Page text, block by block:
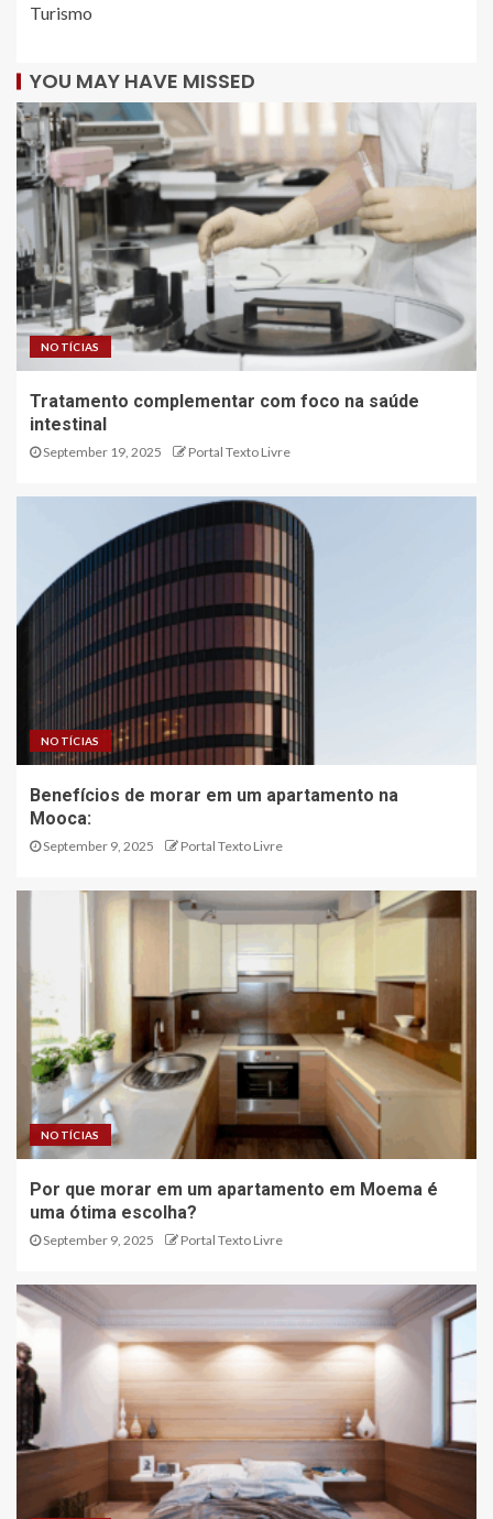
Turismo
YOU MAY HAVE MISSED
NOTÍCIAS
Tratamento complementar com foco na saúde
intestinal
September 19, 2025 Portal Texto Livre
NOTÍCIAS
Benefícios de morar em um apartamento na
Mooca:
September 9, 2025 Portal Texto Livre
NOTÍCIAS
Por que morar em um apartamento em Moema é
uma ótima escolha?
September 9, 2025 Portal Texto Livre